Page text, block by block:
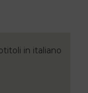
in italiano